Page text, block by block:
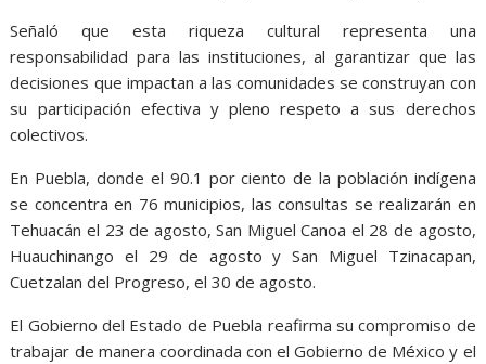
Señaló que esta riqueza cultural representa una
responsabilidad para las instituciones, al garantizar que las
decisiones que impactan a las comunidades se construyan con
su participación efectiva y pleno respeto a sus derechos
colectivos.
En Puebla, donde el 90.1 por ciento de la población indígena
se concentra en 76 municipios, las consultas se realizarán en
Tehuacán el 23 de agosto, San Miguel Canoa el 28 de agosto,
Huauchinango el 29 de agosto y San Miguel Tzinacapan,
Cuetzalan del Progreso, el 30 de agosto.
El Gobierno del Estado de Puebla reafirma su compromiso de
trabajar de manera coordinada con el Gobierno de México y el